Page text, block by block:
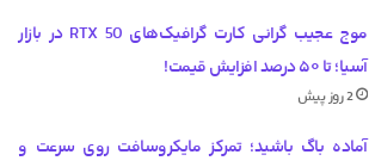
موج عجیب گرانی کارت گرافیک‌های RTX 50 در بازار
آسیا؛ تا ۵۰ درصد افزایش قیمت!
2 روز پیش
آماده باگ باشید؛ تمرکز مایکروسافت روی سرعت و